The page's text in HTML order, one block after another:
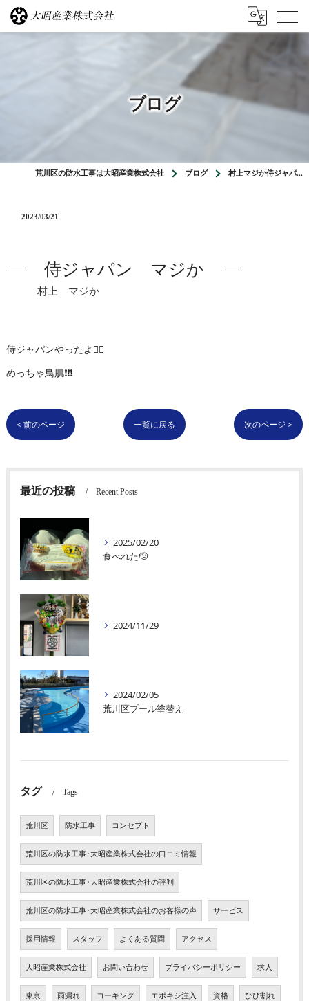
ブログ
荒川区の防水工事は大昭産業株式会社 ブログ 村上マジか侍ジャパ…
2023/03/21
侍ジャパン マジか
村上 マジか
侍ジャパンやったよ👍🏻
めっちゃ鳥肌❗️❗️❗️
< 前のページ 一覧に戻る 次のページ >
最近の投稿 Recent Posts
2025/02/20
食べれた🫡
2024/11/29
2024/02/05
荒川区プール塗替え
タグ Tags
荒川区 防水工事 コンセプト
荒川区の防水工事･大昭産業株式会社の口コミ情報
荒川区の防水工事･大昭産業株式会社の評判
荒川区の防水工事･大昭産業株式会社のお客様の声 サービス
採用情報 スタッフ よくある質問 アクセス
大昭産業株式会社 お問い合わせ プライバシーポリシー 求人
東京 雨漏れ コーキング エポキシ注入 資格 ひび割れ